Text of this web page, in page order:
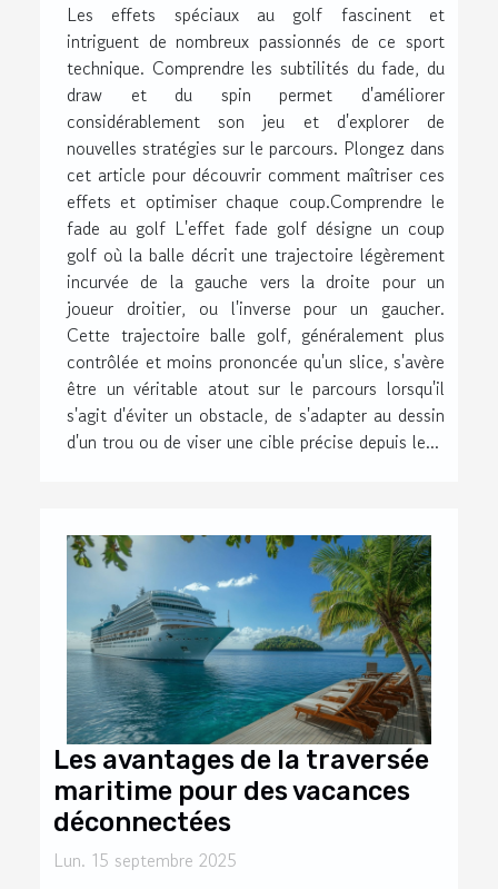
Les effets spéciaux au golf fascinent et
intriguent de nombreux passionnés de ce sport
technique. Comprendre les subtilités du fade, du
draw et du spin permet d'améliorer
considérablement son jeu et d'explorer de
nouvelles stratégies sur le parcours. Plongez dans
cet article pour découvrir comment maîtriser ces
effets et optimiser chaque coup.Comprendre le
fade au golf L'effet fade golf désigne un coup
golf où la balle décrit une trajectoire légèrement
incurvée de la gauche vers la droite pour un
joueur droitier, ou l'inverse pour un gaucher.
Cette trajectoire balle golf, généralement plus
contrôlée et moins prononcée qu'un slice, s'avère
être un véritable atout sur le parcours lorsqu'il
s'agit d'éviter un obstacle, de s'adapter au dessin
d'un trou ou de viser une cible précise depuis le...
Les avantages de la traversée
maritime pour des vacances
déconnectées
Lun. 15 septembre 2025